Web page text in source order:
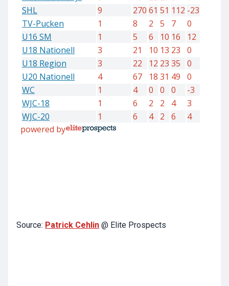
Source: Patrick Cehlin @ Elite Prospects